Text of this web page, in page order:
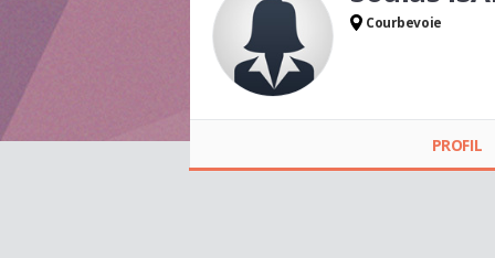
Courbevoie
PROFIL